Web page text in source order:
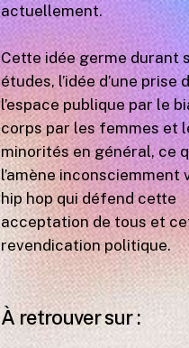
actuellement.
Cette idée germe durant
études, l’idée d’une prise
l’espace publique par le
corps par les femmes et
minorités en général, ce
l’amène inconsciemment
hip hop qui défend cette
acceptation de tous et
revendication politique.
À retrouver sur :